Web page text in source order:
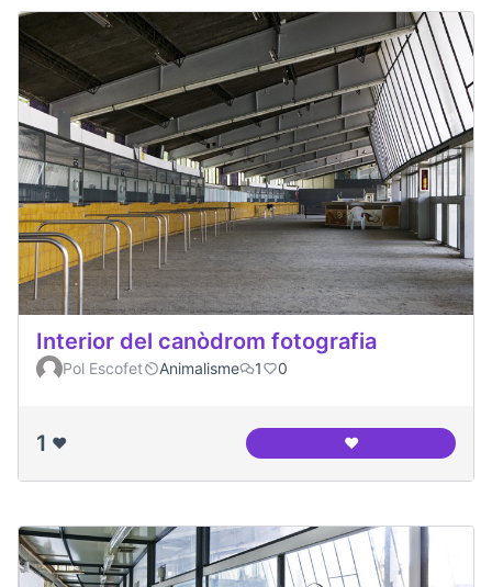
Interior del canòdrom fotografia
Pol Escofet Animalisme 1 0
1 ❤️ ❤️Interior del